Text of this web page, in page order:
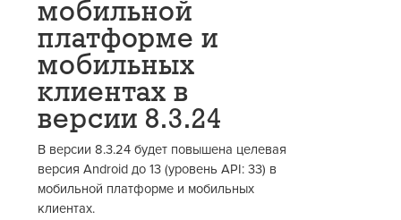
мобильной
платформе и
мобильных
клиентах в
версии 8.3.24
В версии 8.3.24 будет повышена целевая
версия Android до 13 (уровень API: 33) в
мобильной платформе и мобильных
клиентах.